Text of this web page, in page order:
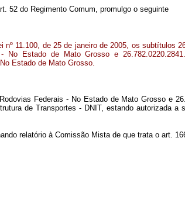
52 do Regimento Comum, promulgo o seguinte
nº 11.100, de 25 de janeiro de 2005, os subtítulos
No Estado de Mato Grosso e
Estado de Mato Grosso.
Federais - No Estado de Mato Grosso e
de Transportes - DNIT, estando autorizada
relatório à Comissão Mista de que trata o art.